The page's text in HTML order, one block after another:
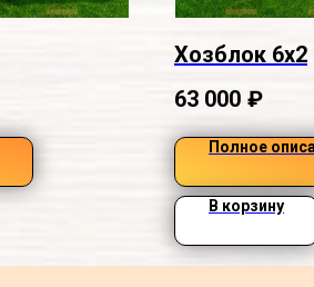
Хозблок 6х2
63 000 ₽
Полное
В корзину